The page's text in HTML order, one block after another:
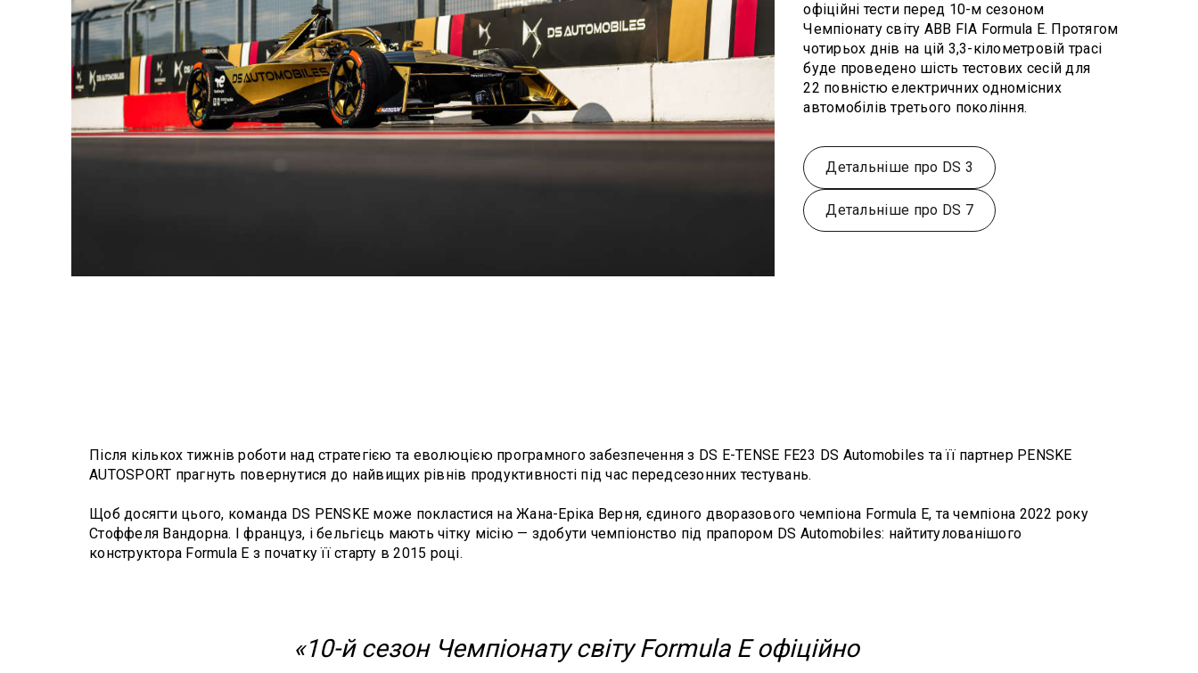
офіційні тести перед 10-м сезоном
Чемпіонату світу ABB FIA Formula E. Протягом
чотирьох днів на цій 3,3-кілометровій трасі
буде проведено шість тестових сесій для
22 повністю електричних одномісних
автомобілів третього покоління.
Детальніше про DS 3
Детальніше про DS 7
Після кількох тижнів роботи над стратегією та еволюцією програмного забезпечення з DS E-TENSE FE23 DS Automobiles та її партнер PENSKE
AUTOSPORT прагнуть повернутися до найвищих рівнів продуктивності під час передсезонних тестувань.
Щоб досягти цього, команда DS PENSKE може покластися на Жана-Еріка Верня, єдиного дворазового чемпіона Formula E, та чемпіона 2022 року
Стоффеля Вандорна. І француз, і бельгієць мають чітку місію — здобути чемпіонство під прапором DS Automobiles: найтитулованішого
конструктора Formula E з початку її старту в 2015 році.
«10-й сезон Чемпіонату світу Formula E офіційно